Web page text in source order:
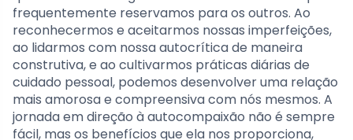
frequentemente reservamos para os outros. Ao
reconhecermos e aceitarmos nossas imperfeições,
ao lidarmos com nossa autocrítica de maneira
construtiva, e ao cultivarmos práticas diárias de
cuidado pessoal, podemos desenvolver uma relação
mais amorosa e compreensiva com nós mesmos. A
jornada em direção à autocompaixão não é sempre
fácil, mas os benefícios que ela nos proporciona,